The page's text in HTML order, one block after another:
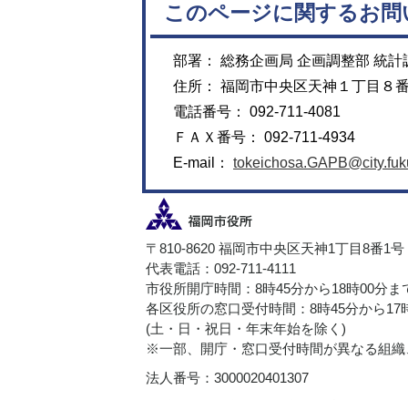
このページに関するお問
部署： 総務企画局 企画調整部 統計
住所： 福岡市中央区天神１丁目８
電話番号： 092-711-4081
ＦＡＸ番号： 092-711-4934
E-mail：
〒810-8620 福岡市中央区天神1丁目8番1号
代表電話：092-711-4111
市役所開庁時間：8時45分から18時00分ま
各区役所の窓口受付時間：8時45分から17
(土・日・祝日・年末年始を除く)
※一部、開庁・窓口受付時間が異なる組
法人番号：3000020401307